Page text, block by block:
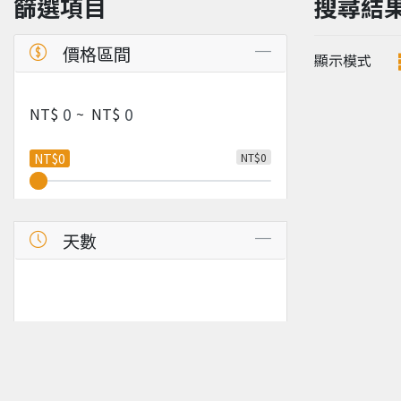
篩選項目
價格區間
NT$ ~ NT$
NT$0
NT$0
天數
搜尋結
顯示模式